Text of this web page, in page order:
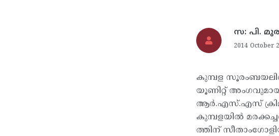
സ: പി.
2014 October
കുമ്പള
യൂണിറ്റ് അംഗവുമായ
ആര്‍.എസ്.എസ്
കുമ്പളയില്‍
ത്തിന്